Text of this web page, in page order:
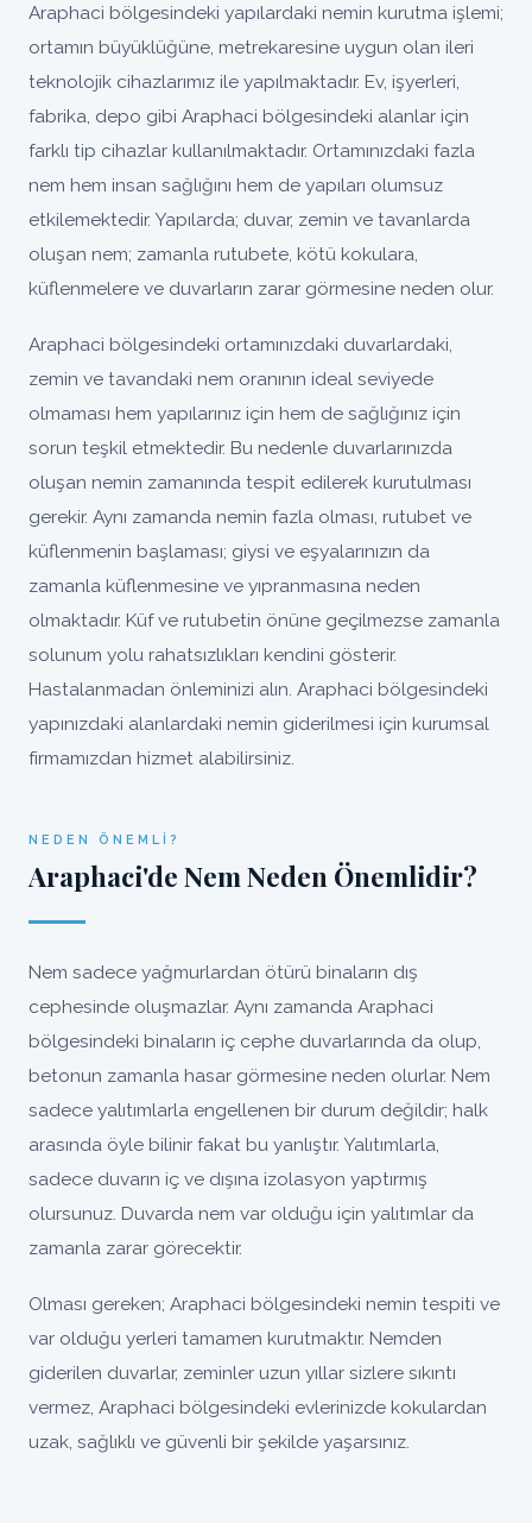
Araphaci bölgesindeki yapılardaki nemin kurutma işlemi;
ortamın büyüklüğüne, metrekaresine uygun olan ileri
teknolojik cihazlarımız ile yapılmaktadır. Ev, işyerleri,
fabrika, depo gibi Araphaci bölgesindeki alanlar için
farklı tip cihazlar kullanılmaktadır. Ortamınızdaki fazla
nem hem insan sağlığını hem de yapıları olumsuz
etkilemektedir. Yapılarda; duvar, zemin ve tavanlarda
oluşan nem; zamanla rutubete, kötü kokulara,
küflenmelere ve duvarların zarar görmesine neden olur.
Araphaci bölgesindeki ortamınızdaki duvarlardaki,
zemin ve tavandaki nem oranının ideal seviyede
olmaması hem yapılarınız için hem de sağlığınız için
sorun teşkil etmektedir. Bu nedenle duvarlarınızda
oluşan nemin zamanında tespit edilerek kurutulması
gerekir. Aynı zamanda nemin fazla olması, rutubet ve
küflenmenin başlaması; giysi ve eşyalarınızın da
zamanla küflenmesine ve yıpranmasına neden
olmaktadır. Küf ve rutubetin önüne geçilmezse zamanla
solunum yolu rahatsızlıkları kendini gösterir.
Hastalanmadan önleminizi alın. Araphaci bölgesindeki
yapınızdaki alanlardaki nemin giderilmesi için kurumsal
firmamızdan hizmet alabilirsiniz.
NEDEN ÖNEMLI?
Araphaci'de Nem Neden Önemlidir?
Nem sadece yağmurlardan ötürü binaların dış
cephesinde oluşmazlar. Aynı zamanda Araphaci
bölgesindeki binaların iç cephe duvarlarında da olup,
betonun zamanla hasar görmesine neden olurlar. Nem
sadece yalıtımlarla engellenen bir durum değildir; halk
arasında öyle bilinir fakat bu yanlıştır. Yalıtımlarla,
sadece duvarın iç ve dışına izolasyon yaptırmış
olursunuz. Duvarda nem var olduğu için yalıtımlar da
zamanla zarar görecektir.
Olması gereken; Araphaci bölgesindeki nemin tespiti ve
var olduğu yerleri tamamen kurutmaktır. Nemden
giderilen duvarlar, zeminler uzun yıllar sizlere sıkıntı
vermez, Araphaci bölgesindeki evlerinizde kokulardan
uzak, sağlıklı ve güvenli bir şekilde yaşarsınız.